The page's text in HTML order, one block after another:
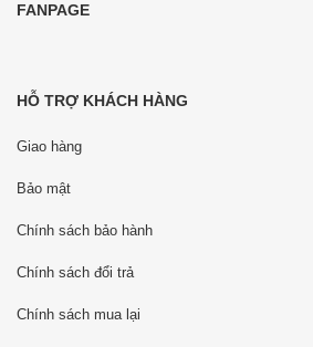
FANPAGE
HỖ TRỢ KHÁCH HÀNG
Giao hàng
Bảo mật
Chính sách bảo hành
Chính sách đổi trả
Chính sách mua lại